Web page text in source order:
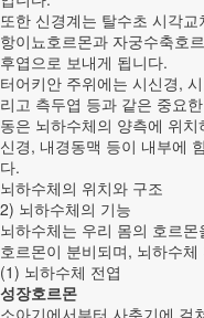
또한 신경계는 탈수초 시각
항이뇨호르몬과 자궁수축호
후엽으로 보내게 됩니다.
터어키안 주위에는 시신경,
리고 측두엽 등과 같은 중요
동은 뇌하수체의 양측에 위
신경, 내경동맥 등이 내부에
다.
뇌하수체의 위치와 구조
2) 뇌하수체의 기능
뇌하수체는 우리 몸의 호르
호르몬이 분비되며, 뇌하수
(1) 뇌하수체 전엽
성장호르몬